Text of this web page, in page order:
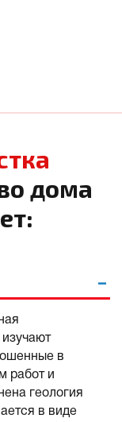
дома
в
работ и
геология
в виде